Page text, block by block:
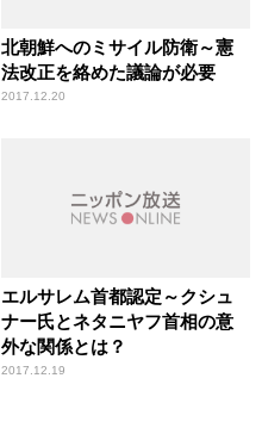
北朝鮮へのミサイル防衛～憲
法改正を絡めた議論が必要
2017.12.20
エルサレム首都認定～クシュ
ナー氏とネタニヤフ首相の意
外な関係とは？
2017.12.19